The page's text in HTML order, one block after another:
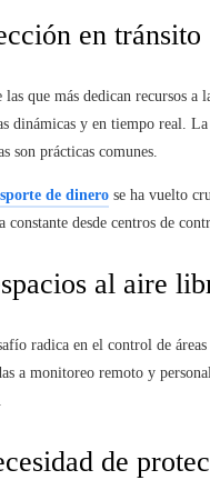
en tránsito
que más dedican recursos
dinámicas y en tiempo real.
son prácticas comunes.
de dinero se ha vuelto
desde centros de
al aire
radica en el control de áreas
a monitoreo remoto y
de